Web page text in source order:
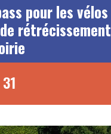
pour les vélos
rétrécissement
31